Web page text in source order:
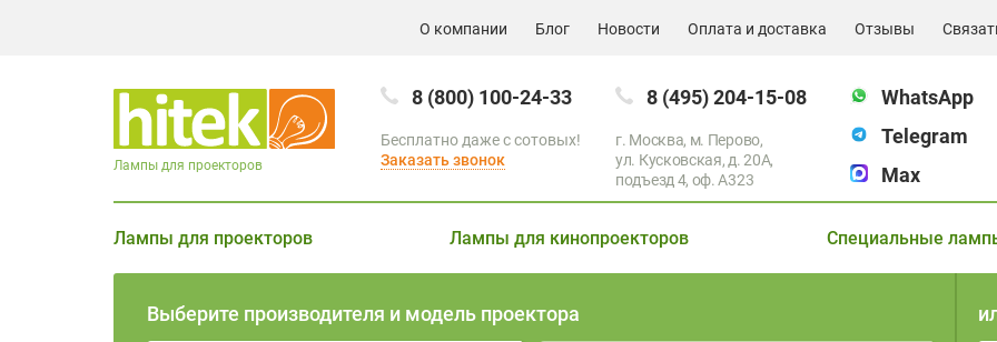
О компании Блог Новости Оплата и доставка Отзывы
8 (800) 100-24-33
Бесплатно даже с сотовых!
Заказать звонок
8 (495) 204-15-08
г. Москва, м. Перово,
ул. Кусковская, д. 20А,
подъезд 4, оф. A323
WhatsApp
Telegram
Max
Лампы для проекторов
Лампы для проекторов Лампы для кинопроекторов Специальные
Выберите производителя и модель проектора